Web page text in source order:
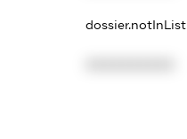
dossier.notInList